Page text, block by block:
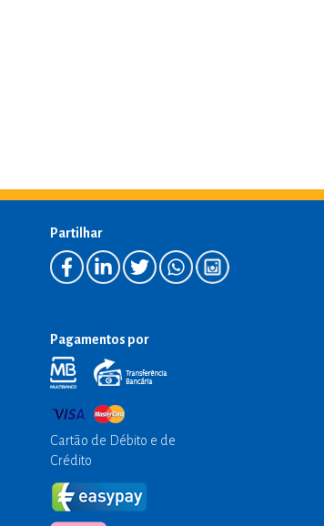
Partilhar
Pagamentos por
Cartão de Débito e de
Crédito